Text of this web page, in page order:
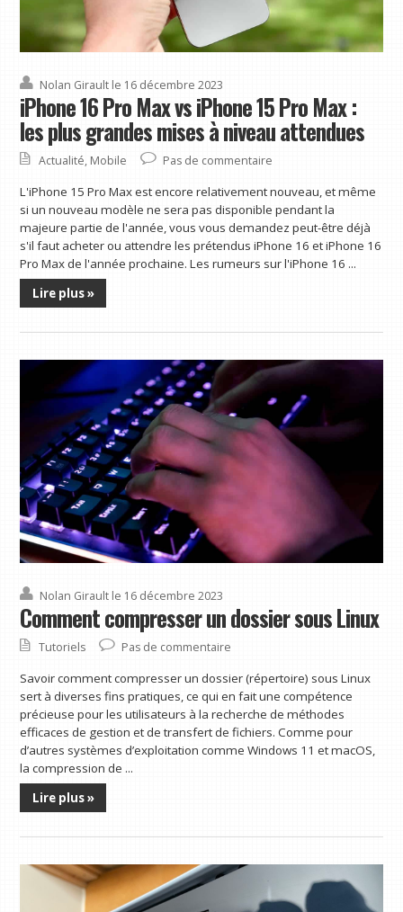
Nolan Girault le 16 décembre 2023
iPhone 16 Pro Max vs iPhone 15 Pro Max :
les plus grandes mises à niveau attendues
Actualité, Mobile Pas de commentaire
L'iPhone 15 Pro Max est encore relativement nouveau, et même
si un nouveau modèle ne sera pas disponible pendant la
majeure partie de l'année, vous vous demandez peut-être déjà
s'il faut acheter ou attendre les prétendus iPhone 16 et iPhone 16
Pro Max de l'année prochaine. Les rumeurs sur l'iPhone 16 ...
Lire plus »
Nolan Girault le 16 décembre 2023
Comment compresser un dossier sous Linux
Tutoriels Pas de commentaire
Savoir comment compresser un dossier (répertoire) sous Linux
sert à diverses fins pratiques, ce qui en fait une compétence
précieuse pour les utilisateurs à la recherche de méthodes
efficaces de gestion et de transfert de fichiers. Comme pour
d’autres systèmes d’exploitation comme Windows 11 et macOS,
la compression de ...
Lire plus »